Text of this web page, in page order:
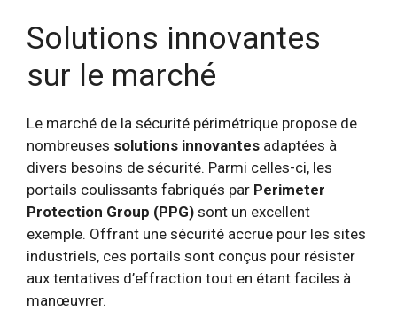
Solutions innovantes
sur le marché
Le marché de la sécurité périmétrique propose de
nombreuses solutions innovantes adaptées à
divers besoins de sécurité. Parmi celles-ci, les
portails coulissants fabriqués par Perimeter
Protection Group (PPG) sont un excellent
exemple. Offrant une sécurité accrue pour les sites
industriels, ces portails sont conçus pour résister
aux tentatives d’effraction tout en étant faciles à
manœuvrer.